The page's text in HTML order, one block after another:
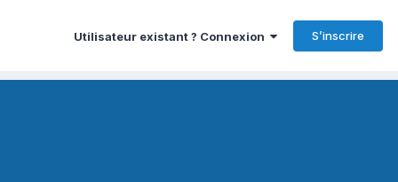
Utilisateur existant ? Connexion S’inscrire